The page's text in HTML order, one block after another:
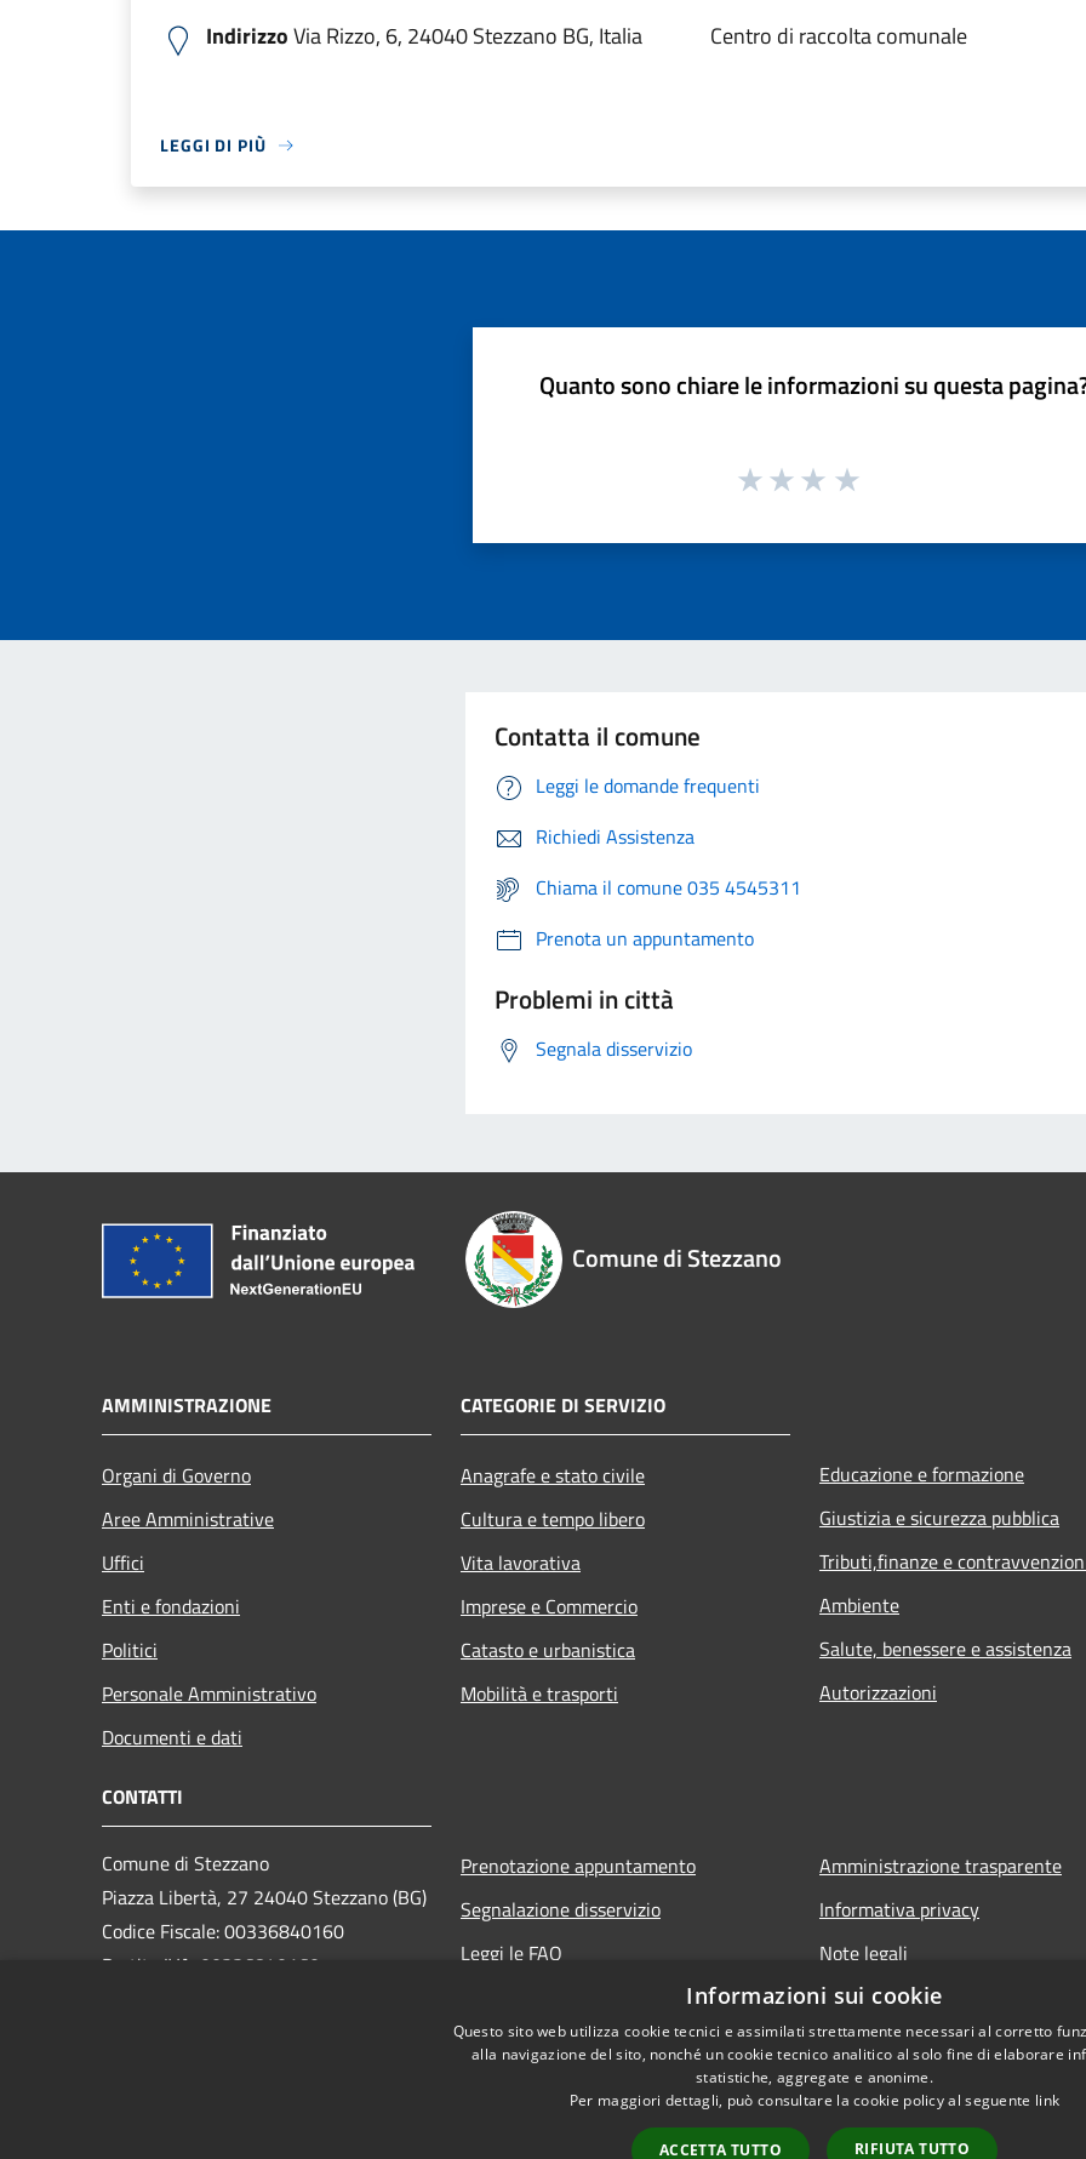
IndirizzoVia Rizzo, 6, 24040 Stezzano BG, Italia Centro di raccolta comunale
LEGGI DI PIÙ
Quanto sono chiare le informazioni su questa
Contatta il comune
Leggi le domande frequenti
Richiedi Assistenza
Chiama il comune 035 4545311
Prenota un appuntamento
Problemi in città
Segnala disservizio
Comune di Stezzano
AMMINISTRAZIONE
Organi di Governo
Aree Amministrative
Uffici
Enti e fondazioni
Politici
Personale Amministrativo
Documenti e dati
CATEGORIE DI SERVIZIO
Anagrafe e stato civile
Cultura e tempo libero
Vita lavorativa
Imprese e Commercio
Catasto e urbanistica
Mobilità e trasporti
Educazione e formazione
Giustizia e sicurezza pubblica
Tributi,finanze e
Ambiente
Salute, benessere e assistenza
Autorizzazioni
CONTATTI
Comune di Stezzano
Piazza Libertà, 27 24040 Stezzano (BG)
Codice Fiscale: 00336840160
Partita IVA: 00336840160
Prenotazione appuntamento
Segnalazione disservizio
Leggi le FAQ
Amministrazione trasparente
Informativa privacy
Note legali
Dichiarazione di accessibilità
Informazioni sui cookie
Questo sito web utilizza cookie tecnici e assimilati strettamente necessari al corretto
alla navigazione del sito, nonché un cookie tecnico analitico al solo fine di elaborare
statistiche, aggregate e anonime.
Per maggiori dettagli, può consultare la cookie policy al seguente link
ACCETTA TUTTO RIFIUTA TUTTO